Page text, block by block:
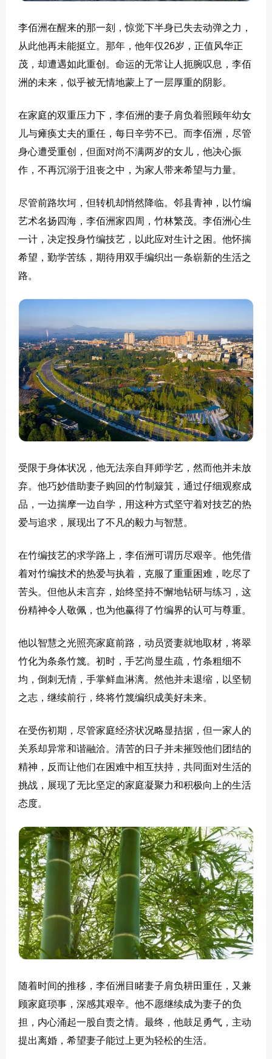
李佰洲在醒来的那一刻，惊觉下半身已失去动弹之力，
从此他再未能挺立。那年，他年仅26岁，正值风华正
茂，却遭遇如此重创。命运的无常让人扼腕叹息，李佰
洲的未来，似乎被无情地蒙上了一层厚重的阴影。
在家庭的双重压力下，李佰洲的妻子肩负着照顾年幼女
儿与瘫痪丈夫的重任，每日辛劳不已。而李佰洲，尽管
身心遭受重创，但面对尚不满两岁的女儿，他决心振
作，不再沉溺于沮丧之中，为家人带来希望与力量。
尽管前路坎坷，但转机却悄然降临。邻县青神，以竹编
艺术名扬四海，李佰洲家四周，竹林繁茂。李佰洲心生
一计，决定投身竹编技艺，以此应对生计之困。他怀揣
希望，勤学苦练，期待用双手编织出一条崭新的生活之
路。
受限于身体状况，他无法亲自拜师学艺，然而他并未放
弃。他巧妙借助妻子购回的竹制簸箕，通过仔细观察成
品，一边揣摩一边自学，用这种方式坚守着对技艺的热
爱与追求，展现出了不凡的毅力与智慧。
在竹编技艺的求学路上，李佰洲可谓历尽艰辛。他凭借
着对竹编技术的热爱与执着，克服了重重困难，吃尽了
苦头。但他从未言弃，始终坚持不懈地钻研与练习，这
份精神令人敬佩，也为他赢得了竹编界的认可与尊重。
他以智慧之光照亮家庭前路，动员贤妻就地取材，将翠
竹化为条条竹篾。初时，手艺尚显生疏，竹条粗细不
均，倒刺无情，手掌鲜血淋漓。然他并未退缩，以坚韧
之志，继续前行，终将竹篾编织成美好未来。
在受伤初期，尽管家庭经济状况略显拮据，但一家人的
关系却异常和谐融洽。清苦的日子并未摧毁他们团结的
精神，反而让他们在困难中相互扶持，共同面对生活的
挑战，展现了无比坚定的家庭凝聚力和积极向上的生活
态度。
随着时间的推移，李佰洲目睹妻子肩负耕田重任，又兼
顾家庭琐事，深感其艰辛。他不愿继续成为妻子的负
担，内心涌起一股自责之情。最终，他鼓足勇气，主动
提出离婚，希望妻子能过上更为轻松的生活。